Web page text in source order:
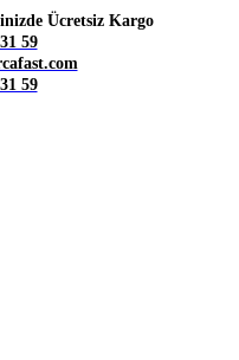
Ücretsiz Kargo
59
59